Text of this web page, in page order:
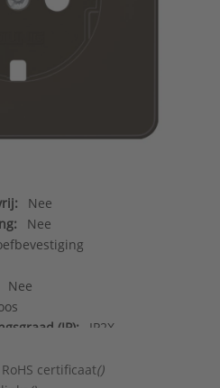
Nee
Nee
Nee
(IP):
IP2X
RoHS certificaat()